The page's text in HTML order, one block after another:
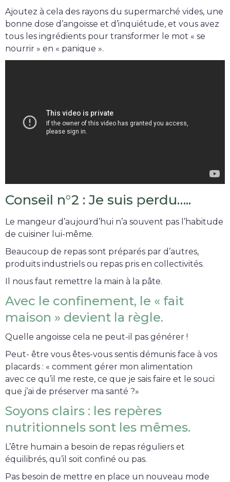
Ajoutez à cela des rayons du supermarché vides, une
bonne dose d’angoisse et d’inquiétude, et vous avez
tous les ingrédients pour transformer le mot « se
nourrir » en « panique ».
Conseil n°2 : Je suis perdu…..
Le mangeur d’aujourd’hui n’a souvent pas l’habitude
de cuisiner lui-même.
Beaucoup de repas sont préparés par d’autres,
produits industriels ou repas pris en collectivités.
Il nous faut remettre la main à la pâte.
Avec le confinement, le « fait
maison » devient la règle.
Quelle angoisse cela ne peut-il pas générer !
Peut- être vous êtes-vous sentis démunis face à vos
placards : « comment gérer mon alimentation
avec ce qu’il me reste, ce que je sais faire et le souci
que j’ai de préserver ma santé ?»
Soyons clairs : les repères
nutritionnels sont les mêmes.
L’être humain a besoin de repas réguliers et
équilibrés, qu’il soit confiné ou pas.
Pas besoin de mettre en place un nouveau mode